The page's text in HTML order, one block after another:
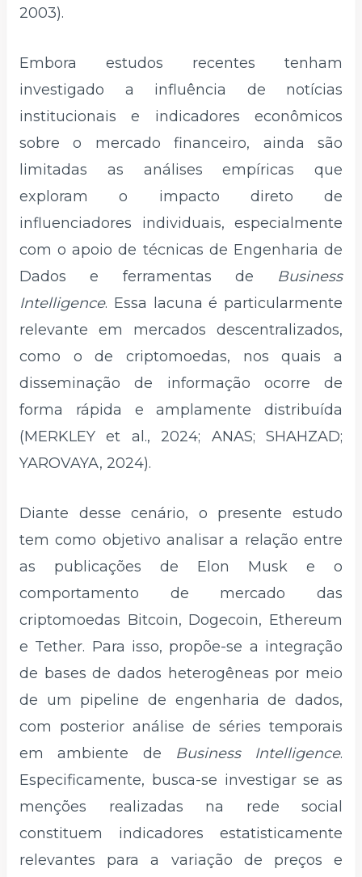
2003).
Embora estudos recentes tenham
investigado a influência de notícias
institucionais e indicadores econômicos
sobre o mercado financeiro, ainda são
limitadas as análises empíricas que
exploram o impacto direto de
influenciadores individuais, especialmente
com o apoio de técnicas de Engenharia de
Dados e ferramentas de Business
Intelligence. Essa lacuna é particularmente
relevante em mercados descentralizados,
como o de criptomoedas, nos quais a
disseminação de informação ocorre de
forma rápida e amplamente distribuída
(MERKLEY et al., 2024; ANAS; SHAHZAD;
YAROVAYA, 2024).
Diante desse cenário, o presente estudo
tem como objetivo analisar a relação entre
as publicações de Elon Musk e o
comportamento de mercado das
criptomoedas Bitcoin, Dogecoin, Ethereum
e Tether. Para isso, propõe-se a integração
de bases de dados heterogêneas por meio
de um pipeline de engenharia de dados,
com posterior análise de séries temporais
em ambiente de
Business Intelligence.
Especificamente, busca-se investigar se as
menções realizadas na rede social
constituem indicadores estatisticamente
relevantes para a variação de preços e